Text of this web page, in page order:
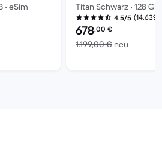
• eSim
zum Neupreis von 1.329,00 €
Titan Schwarz • 128 GB
4,5/5 (14.639)
Preis des erneuerten
678,00 €
1.199,00 € neu